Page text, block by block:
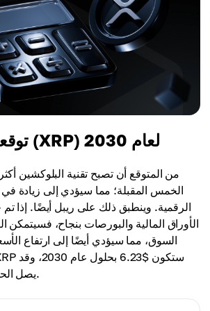
توقعات سعر ريبل (XRP) لعام 2030
من المتوقع أن تصبح تقنية البلوكشين
الخمس المقبلة؛ مما سيؤدي إلى زيادة
الرقمية. وينطبق ذلك على ريبل أيضًا. إذا
الأوراق المالية والبورصات بنجاح، فسيتمكن
السوق، مما سيؤدي أيضًا إلى ارتفاع
يصل الحد الأقصى إلى $8.53.